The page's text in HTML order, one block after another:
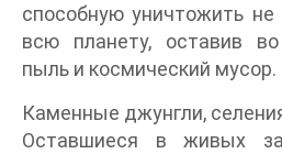
способную уничтожить не
всю планету, оставив
пыль и космический мусор.
Каменные джунгли,
Оставшиеся в живых